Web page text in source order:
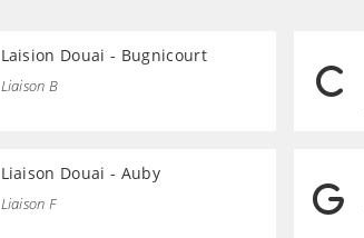
Laision Douai - Bugnicourt
Liaison B
Liaison Douai - Auby
Liaison F